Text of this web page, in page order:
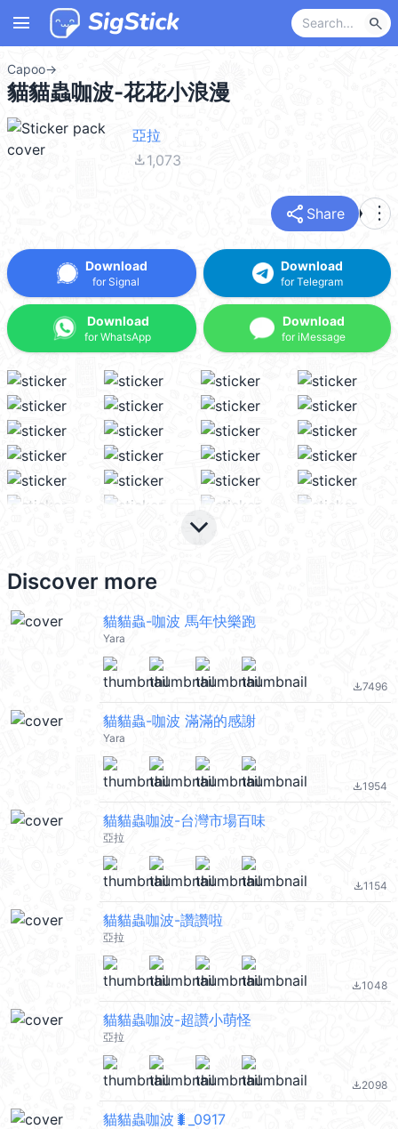
menu search
Capoo→
貓貓蟲咖波-花花小浪漫
亞拉
file_download1,073
share Share more_vert
Download
for Signal
Download
for WhatsApp
Download
for Telegram
Download
for iMessage
keyboard_arrow_down
Discover more
貓貓蟲-咖波 馬年快樂跑
Yara
file_download7496
貓貓蟲-咖波 滿滿的感謝
Yara
file_download1954
貓貓蟲咖波-台灣市場百味
亞拉
file_download1154
貓貓蟲咖波-讚讚啦
亞拉
file_download1048
貓貓蟲咖波-超讚小萌怪
亞拉
file_download2098
貓貓蟲咖波🐛_0917